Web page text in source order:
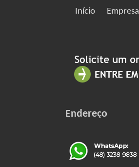
Início Empresa
Endereço